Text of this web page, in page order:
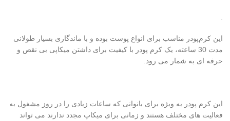
این کرم‌پودر مناسب برای انواع پوست بوده و با ماندگاری بسیار طولانی
مدت 30 ساعته، یک کرم پودر با کیفیت برای داشتن میکاپی بی نقص و
حرفه ای به شمار می رود.
این کرم پودر به ویژه برای بانوانی که ساعات زیادی را در روز مشغول به
فعالیت های مختلف هستند و زمانی برای میکاپ مجدد ندارند می تواند